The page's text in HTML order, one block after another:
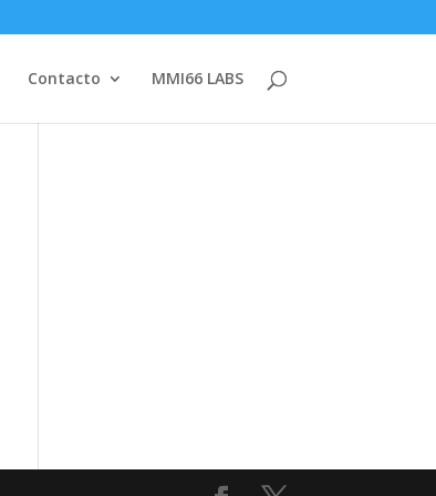
Contacto MMI66 LABS